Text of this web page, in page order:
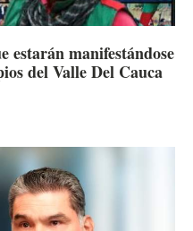
estarán manifestándose
del Valle Del Cauca